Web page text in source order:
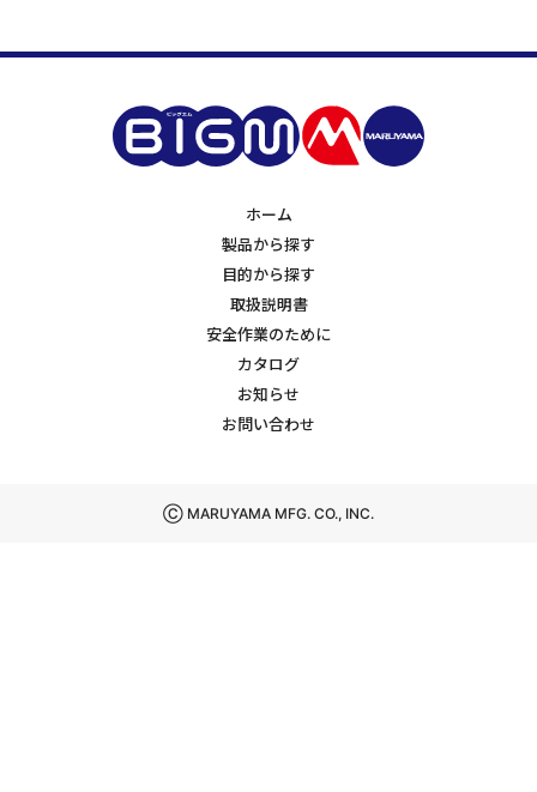
ホーム
製品から探す
目的から探す
取扱説明書
安全作業のために
カタログ
お知らせ
お問い合わせ
Ⓒ MARUYAMA MFG. CO., INC.